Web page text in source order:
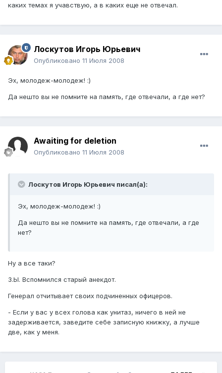
каких темах я учавствую, а в каких еще не отвечал.
Лоскутов Игорь Юрьевич
Опубликовано 11 Июля 2008
Эх, молодеж-молодеж! :)
Да нешто вы не помните на память, где отвечали, а где нет?
Awaiting for deletion
Опубликовано 11 Июля 2008
Лоскутов Игорь Юрьевич писал(а):
Эх, молодеж-молодеж! :)
Да нешто вы не помните на память, где отвечали, а где
нет?
Ну а все таки?
З.Ы. Вспомнился старый анекдот.
Генерал отчитывает своих подчиненных офицеров.
- Если у вас у всех голова как унитаз, ничего в ней не
задерживается, заведите себе записную книжку, а лучше
две, как у меня.